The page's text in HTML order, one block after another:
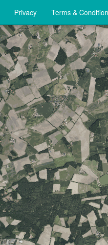
Privacy Terms &